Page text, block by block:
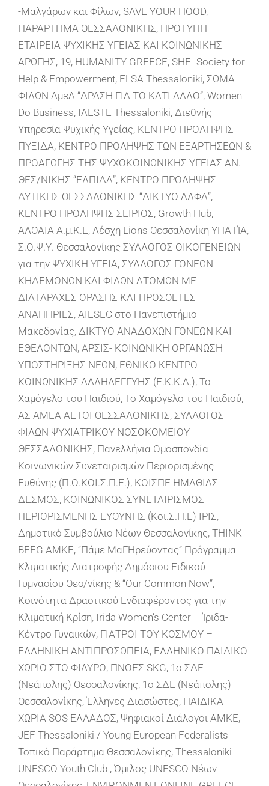
-Μαλγάρων και Φίλων, SAVE YOUR HOOD,
ΠΑΡΑΡΤΗΜΑ ΘΕΣΣΑΛΟΝΙΚΗΣ, ΠΡΟΤΥΠΗ
ΕΤΑΙΡΕΙΑ ΨΥΧΙΚΗΣ ΥΓΕΙΑΣ ΚΑΙ ΚΟΙΝΩΝΙΚΗΣ
ΑΡΩΓΗΣ, 19, HUMANITY GREECE, SHE- Society for
Help & Empowerment, ELSA Thessaloniki, ΣΩΜΑ
ΦΙΛΩΝ ΑμεΑ “ΔΡΑΣΗ ΓΙΑ ΤΟ ΚΑΤΙ ΑΛΛΟ”, Women
Do Business, ΙΑΕSTE Thessaloniki, Διεθνής
Υπηρεσία Ψυχικής Υγείας, ΚΕΝΤΡΟ ΠΡΟΛΗΨΗΣ
ΠΥΞΙΔΑ, ΚΕΝΤΡΟ ΠΡΟΛΗΨΗΣ ΤΩΝ ΕΞΑΡΤΗΣΕΩΝ &
ΠΡΟΑΓΩΓΗΣ ΤΗΣ ΨΥΧΟΚΟΙΝΩΝΙΚΗΣ ΥΓΕΙΑΣ ΑΝ.
ΘΕΣ/ΝΙΚΗΣ “ΕΛΠΙΔΑ”, ΚΕΝΤΡΟ ΠΡΟΛΗΨΗΣ
ΔΥΤΙΚΗΣ ΘΕΣΣΑΛΟΝΙΚΗΣ “ΔΙΚΤΥΟ ΑΛΦΑ”,
ΚΕΝΤΡΟ ΠΡΟΛΗΨΗΣ ΣΕΙΡΙΟΣ, Growth Hub,
ΑΛΘΑΙΑ Α.μ.Κ.Ε, Λέσχη Lions Θεσσαλονίκη ΥΠΑΤΊΑ,
Σ.Ο.Ψ.Υ. Θεσσαλονίκης ΣΥΛΛΟΓΟΣ ΟΙΚΟΓΕΝΕΙΩΝ
για την ΨΥΧΙΚΗ ΥΓΕΙΑ, ΣΥΛΛΟΓΟΣ ΓΟΝΕΩΝ
ΚΗΔΕΜΟΝΩΝ ΚΑΙ ΦΙΛΩΝ ΑΤΟΜΩΝ ΜΕ
ΔΙΑΤΑΡΑΧΕΣ ΟΡΑΣΗΣ ΚΑΙ ΠΡΟΣΘΕΤΕΣ
ΑΝΑΠΗΡΙΕΣ, AIESEC στο Πανεπιστήμιο
Μακεδονίας, ΔΙΚΤΥΟ ΑΝΑΔΟΧΩΝ ΓΟΝΕΩΝ ΚΑΙ
ΕΘΕΛΟΝΤΩΝ, ΑΡΣΙΣ- ΚΟΙΝΩΝΙΚΗ ΟΡΓΑΝΩΣΗ
ΥΠΟΣΤΗΡΙΞΗΣ ΝΕΩΝ, ΕΘΝΙΚΟ ΚΕΝΤΡΟ
ΚΟΙΝΩΝΙΚΗΣ ΑΛΛΗΛΕΓΓΥΗΣ (Ε.Κ.Κ.Α.), Το
Χαμόγελο του Παιδιού, Το Χαμόγελο του Παιδιού,
ΑΣ ΑΜΕΑ ΑΕΤΟΙ ΘΕΣΣΑΛΟΝΙΚΗΣ, ΣΥΛΛΟΓΟΣ
ΦΙΛΩΝ ΨΥΧΙΑΤΡΙΚΟΥ ΝΟΣΟΚΟΜΕΙΟΥ
ΘΕΣΣΑΛΟΝΙΚΗΣ, Πανελλήνια Ομοσπονδία
Κοινωνικών Συνεταιρισμών Περιορισμένης
Ευθύνης (Π.Ο.ΚΟΙ.Σ.Π.Ε.), ΚΟΙΣΠΕ ΗΜΑΘΙΑΣ
ΔΕΣΜΟΣ, ΚΟΙΝΩΝΙΚΟΣ ΣΥΝΕΤΑΙΡΙΣΜΟΣ
ΠΕΡΙΟΡΙΣΜΕΝΗΣ ΕΥΘΥΝΗΣ (Κοι.Σ.Π.Ε) ΙΡΙΣ,
Δημοτικό Συμβούλιο Νέων Θεσσαλονίκης, THINK
BEEG AMKE, “Πάμε ΜαΓΗρεύοντας” Πρόγραμμα
Κλιματικής Διατροφής Δημόσιου Ειδικού
Γυμνασίου Θεσ/νίκης & “Our Common Now”,
Κοινότητα Δραστικού Ενδιαφέροντος για την
Κλιματική Κρίση, Irida Women’s Center – Ίριδα-
Κέντρο Γυναικών, ΓΙΑΤΡΟΙ ΤΟΥ ΚΟΣΜΟΥ –
ΕΛΛΗΝΙΚΗ ΑΝΤΙΠΡΟΣΩΠΕΙΑ, ΕΛΛΗΝΙΚΟ ΠΑΙΔΙΚΟ
ΧΩΡΙΟ ΣΤΟ ΦΙΛΥΡΟ, ΠΝΟΕΣ SKG, 1ο ΣΔΕ
(Νεάπολης) Θεσσαλονίκης, 1ο ΣΔΕ (Νεάπολης)
Θεσσαλονίκης, Έλληνες Διασώστες, ΠΑΙΔΙΚΑ
ΧΩΡΙΑ SOS ΕΛΛΑΔΟΣ, Ψηφιακοί Διάλογοι ΑΜΚΕ,
JEF Thessaloniki / Young European Federalists
Τοπικό Παράρτημα Θεσσαλονίκης, Thessaloniki
UNESCO Youth Club , Όμιλος UNESCO Νέων